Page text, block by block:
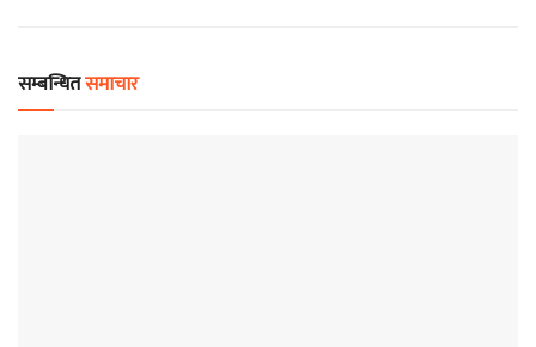
सम्बन्धितसमाचार